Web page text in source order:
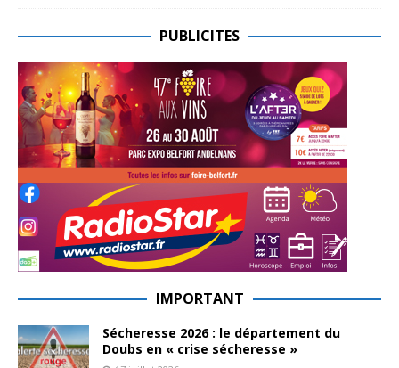
PUBLICITES
IMPORTANT
Sécheresse 2026 : le département du
Doubs en « crise sécheresse »